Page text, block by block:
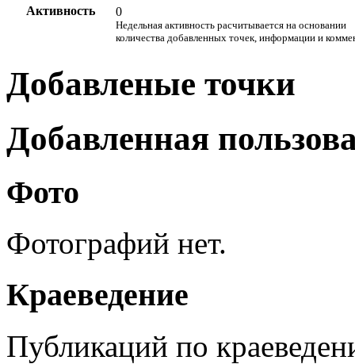
Активность
0
Недельная активность расчитывается на основании
количества добавленных точек, информации и
Добавленые точки
Добавленная
Фото
Фотографий нет.
Краеведение
Публикаций по